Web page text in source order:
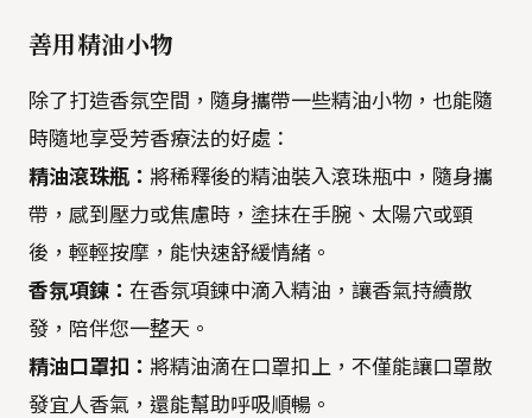
善用精油小物
除了打造香氛空間，隨身攜帶一些精油小物，也能隨
時隨地享受芳香療法的好處：
精油滾珠瓶： 將稀釋後的精油裝入滾珠瓶中，隨身攜
帶，感到壓力或焦慮時，塗抹在手腕、太陽穴或頸
後，輕輕按摩，能快速舒緩情緒。
香氛項鍊： 在香氛項鍊中滴入精油，讓香氣持續散
發，陪伴您一整天。
精油口罩扣： 將精油滴在口罩扣上，不僅能讓口罩散
發宜人香氣，還能幫助呼吸順暢。